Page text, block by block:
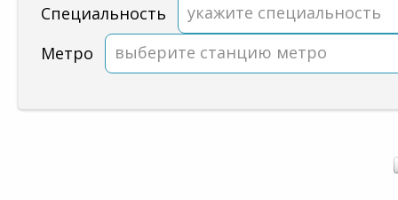
Специальность
укажите специальность
Метро
выберите станцию метро